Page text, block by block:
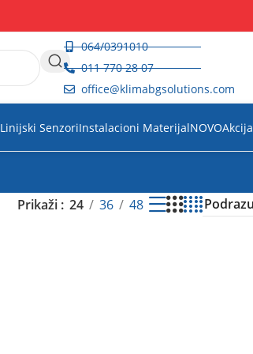
064/0391010
011 770 28 07
office@klimabgsolutions.com
Linijski SenzoriInstalacioni MaterijalNOVOAkcija
Prikaži 24 36 48